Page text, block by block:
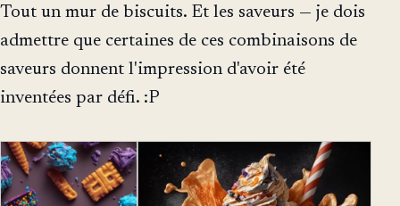
Tout un mur de biscuits. Et les saveurs — je dois
admettre que certaines de ces combinaisons de
saveurs donnent l'impression d'avoir été
inventées par défi. :P